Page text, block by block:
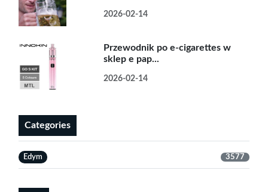
2026-02-14
Przewodnik po e-cigarettes w
sklep e pap...
2026-02-14
Categories
Edym 3577